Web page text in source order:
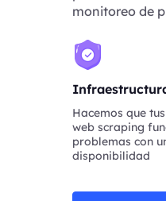
monitoreo de
Hacemos que
web scraping
problemas con
disponibilidad